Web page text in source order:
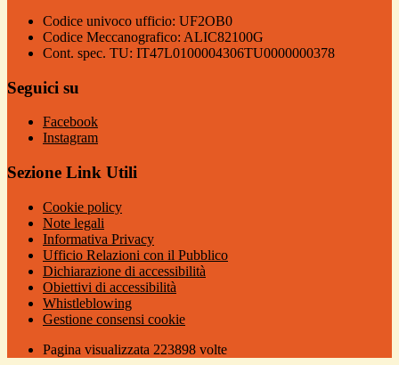
Codice univoco ufficio: UF2OB0
Codice Meccanografico: ALIC82100G
Cont. spec. TU: IT47L0100004306TU0000000378
Seguici su
Facebook
Instagram
Sezione Link Utili
Cookie policy
Note legali
Informativa Privacy
Ufficio Relazioni con il Pubblico
Dichiarazione di accessibilità
Obiettivi di accessibilità
Whistleblowing
Gestione consensi cookie
Pagina visualizzata 223898 volte